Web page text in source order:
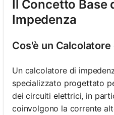
Il Concetto Base
Impedenza
Cos'è un
Un calcolatore di
specializzato progettato
dei circuiti elettrici, in
coinvolgono la corrente